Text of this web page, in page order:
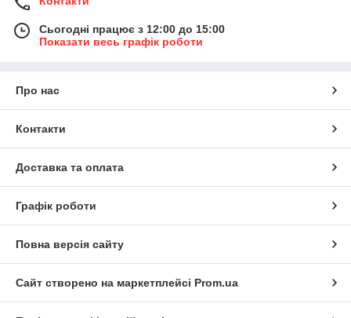
Сьогодні працює з 12:00 до 15:00
Показати весь графік роботи
Про нас
Контакти
Доставка та оплата
Графік роботи
Повна версія сайту
Сайт створено на маркетплейсі Prom.ua